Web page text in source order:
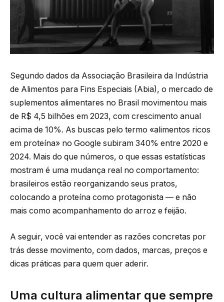
Segundo dados da Associação Brasileira da Indústria
de Alimentos para Fins Especiais (Abia), o mercado de
suplementos alimentares no Brasil movimentou mais
de R$ 4,5 bilhões em 2023, com crescimento anual
acima de 10%. As buscas pelo termo «alimentos ricos
em proteína» no Google subiram 340% entre 2020 e
2024. Mais do que números, o que essas estatísticas
mostram é uma mudança real no comportamento:
brasileiros estão reorganizando seus pratos,
colocando a proteína como protagonista — e não
mais como acompanhamento do arroz e feijão.
A seguir, você vai entender as razões concretas por
trás desse movimento, com dados, marcas, preços e
dicas práticas para quem quer aderir.
Uma cultura alimentar que sempre